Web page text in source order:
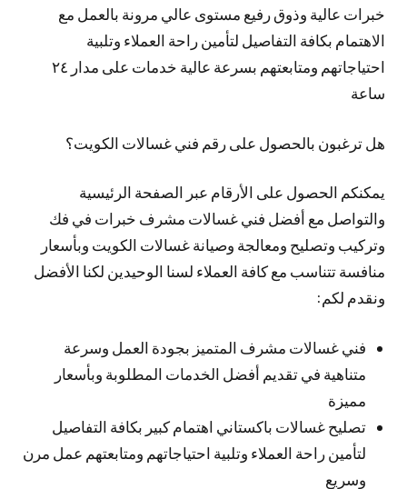
خبرات عالية وذوق رفيع مستوى عالي مرونة بالعمل مع
الاهتمام بكافة التفاصيل لتأمين راحة العملاء وتلبية
احتياجاتهم ومتابعتهم بسرعة عالية خدمات على مدار ٢٤
ساعة
هل ترغبون بالحصول على رقم فني غسالات الكويت؟
يمكنكم الحصول على الأرقام عبر الصفحة الرئيسية
والتواصل مع أفضل فني غسالات مشرف خبرات في فك
وتركيب وتصليح ومعالجة وصيانة غسالات الكويت وبأسعار
منافسة تتناسب مع كافة العملاء لسنا الوحيدين لكنا الأفضل
ونقدم لكم:
فني غسالات مشرف المتميز بجودة العمل وسرعة
متناهية في تقديم أفضل الخدمات المطلوبة وبأسعار
مميزة
تصليح غسالات باكستاني اهتمام كبير بكافة التفاصيل
لتأمين راحة العملاء وتلبية احتياجاتهم ومتابعتهم عمل مرن
وسريع